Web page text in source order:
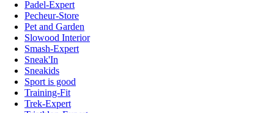
Padel-Expert
Pecheur-Store
Pet and Garden
Slowood Interior
Smash-Expert
Sneak'In
Sneakids
Sport is good
Training-Fit
Trek-Expert